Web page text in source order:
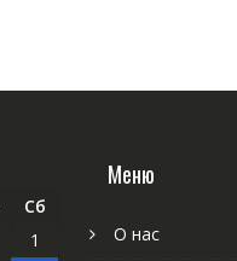
Сб
1
Меню
О нас